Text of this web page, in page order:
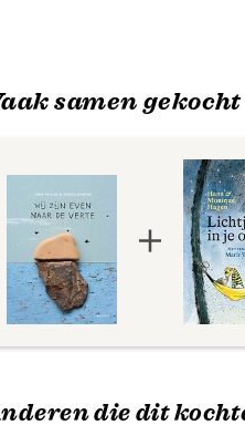
samen gekocht
die dit